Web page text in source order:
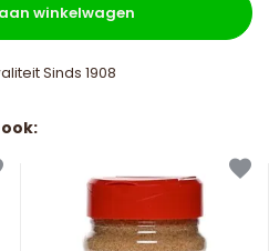
winkelwagen
Sinds 1908